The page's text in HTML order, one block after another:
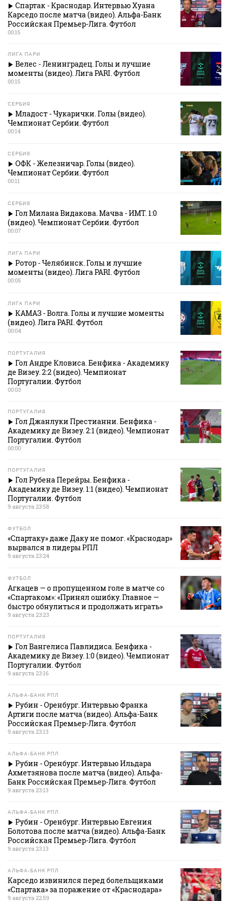
Спартак - Краснодар. Интервью Хуана
Карседо после матча (видео). Альфа-Банк
Российская Премьер-Лига. Футбол
00:15
ЛИГА ПАРИ
Велес - Ленинградец. Голы и лучшие
моменты (видео). Лига PARI. Футбол
00:15
СЕРБИЯ
Младост - Чукарички. Голы (видео).
Чемпионат Сербии. Футбол
00:14
СЕРБИЯ
ОФК - Железничар. Голы (видео).
Чемпионат Сербии. Футбол
00:11
СЕРБИЯ
Гол Милана Видакова. Мачва - ИМТ. 1:0
(видео). Чемпионат Сербии. Футбол
00:07
ЛИГА ПАРИ
Ротор - Челябинск. Голы и лучшие
моменты (видео). Лига PARI. Футбол
00:05
ЛИГА ПАРИ
КАМАЗ - Волга. Голы и лучшие моменты
(видео). Лига PARI. Футбол
00:04
ПОРТУГАЛИЯ
Гол Андре Кловиса. Бенфика - Академику
де Визеу. 2:2 (видео). Чемпионат
Португалии. Футбол
00:03
ПОРТУГАЛИЯ
Гол Джанлуки Престианни. Бенфика -
Академику де Визеу. 2:1 (видео). Чемпионат
Португалии. Футбол
00:00
ПОРТУГАЛИЯ
Гол Рубена Перейры. Бенфика -
Академику де Визеу. 1:1 (видео). Чемпионат
Португалии. Футбол
9 августа 23:58
ФУТБОЛ
«Спартаку» даже Даку не помог. «Краснодар»
вырвался в лидеры РПЛ
9 августа 23:24
ФУТБОЛ
Агкацев — о пропущенном голе в матче со
«Спартаком»: «Принял ошибку. Главное —
быстро обнулиться и продолжать играть»
9 августа 23:23
ПОРТУГАЛИЯ
Гол Вангелиса Павлидиса. Бенфика -
Академику де Визеу. 1:0 (видео). Чемпионат
Португалии. Футбол
9 августа 23:16
АЛЬФА-БАНК РПЛ
Рубин - Оренбург. Интервью Франка
Артиги после матча (видео). Альфа-Банк
Российская Премьер-Лига. Футбол
9 августа 23:13
АЛЬФА-БАНК РПЛ
Рубин - Оренбург. Интервью Ильдара
Ахметзянова после матча (видео). Альфа-
Банк Российская Премьер-Лига. Футбол
9 августа 23:13
АЛЬФА-БАНК РПЛ
Рубин - Оренбург. Интервью Евгения
Болотова после матча (видео). Альфа-Банк
Российская Премьер-Лига. Футбол
9 августа 23:13
АЛЬФА-БАНК РПЛ
Карседо извинился перед болельщиками
«Спартака» за поражение от «Краснодара»
9 августа 22:59